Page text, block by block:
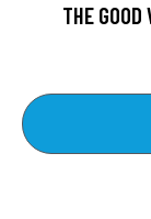
THE